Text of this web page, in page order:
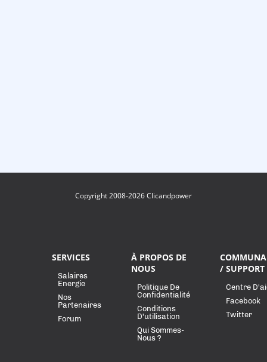
Copyright 2008-2026 Clicandpower
SERVICES
Salaires
Energie
Nos
Partenaires
Forum
À PROPOS DE
NOUS
Politique De
Confidentialité
Conditions
D'utilisation
Qui Sommes-
Nous ?
/ SUPPORT
Centre
Facebook
Twitter